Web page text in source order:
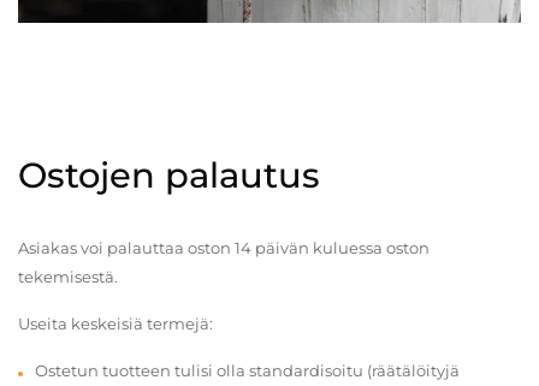
Ostojen palautus
Asiakas voi palauttaa oston 14 päivän kuluessa oston
tekemisestä.
Useita keskeisiä termejä:
Ostetun tuotteen tulisi olla standardisoitu (räätälöityjä